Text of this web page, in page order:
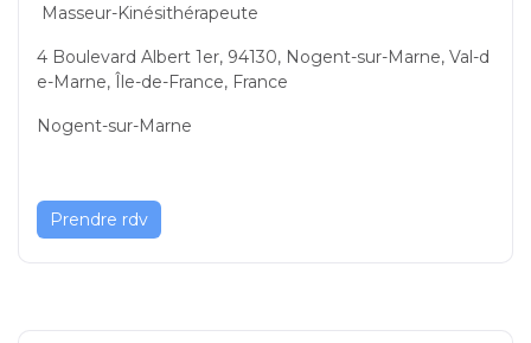
Masseur-Kinésithérapeute
4 Boulevard Albert 1er, 94130, Nogent-sur-Marne, Val-d
e-Marne, Île-de-France, France
Nogent-sur-Marne
Prendre rdv